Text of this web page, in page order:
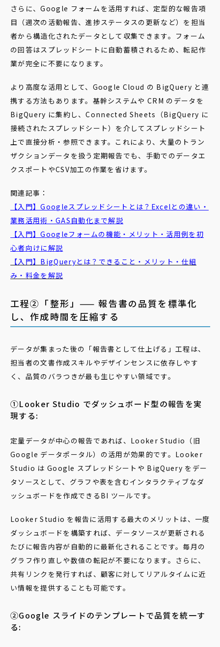
さらに、Google フォームを活用すれば、定型的な報告項
目（週次の活動報告、進捗ステータスの更新など）を担当
者から構造化されたデータとして収集できます。フォーム
の回答はスプレッドシートに自動蓄積されるため、転記作
業が完全に不要になります。
より高度な活用として、Google Cloud の BigQuery と連
携する方法もあります。基幹システムや CRM のデータを
BigQuery に集約し、Connected Sheets（BigQuery に
接続されたスプレッドシート）を介してスプレッドシート
上で直接分析・参照できます。これにより、大量のトラン
ザクションデータを扱う定期報告でも、手動でのデータエ
クスポートやCSV加工の作業を省けます。
関連記事：
【入門】Googleスプレッドシートとは？Excelとの違い・
業務活用術・GAS自動化まで解説
【入門】Googleフォームの機能・メリット・活用例を初
心者向けに解説
【入門】BigQueryとは？できること・メリット・仕組
み・料金を解説
工程②「整形」—— 報告書の品質を標準化
し、作成時間を圧縮する
データが集まった後の「報告書として仕上げる」工程は、
担当者の文書作成スキルやデザインセンスに依存しやす
く、品質のバラつきが最も生じやすい領域です。
➀Looker Studio でダッシュボード型の報告を実
現する:
定量データが中心の報告であれば、Looker Studio（旧
Google データポータル）の活用が効果的です。Looker
Studio は Google スプレッドシートや BigQuery をデー
タソースとして、グラフや表を含むインタラクティブなダ
ッシュボードを作成できるBI ツールです。
Looker Studio を報告に活用する最大のメリットは、一度
ダッシュボードを構築すれば、データソースが更新される
たびに報告内容が自動的に最新化されることです。毎月の
グラフ作り直しや数値の転記が不要になります。さらに、
共有リンクを発行すれば、顧客に対してリアルタイムに近
い情報を提供することも可能です。
②Google スライドのテンプレートで品質を統一す
る: